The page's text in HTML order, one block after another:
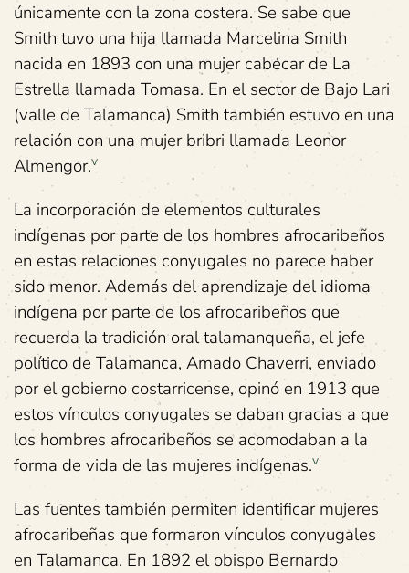
únicamente con la zona costera. Se sabe que
Smith tuvo una hija llamada Marcelina Smith
nacida en 1893 con una mujer cabécar de La
Estrella llamada Tomasa. En el sector de Bajo Lari
(valle de Talamanca) Smith también estuvo en una
relación con una mujer bribri llamada Leonor
Almengor.v
La incorporación de elementos culturales
indígenas por parte de los hombres afrocaribeños
en estas relaciones conyugales no parece haber
sido menor. Además del aprendizaje del idioma
indígena por parte de los afrocaribeños que
recuerda la tradición oral talamanqueña, el jefe
político de Talamanca, Amado Chaverri, enviado
por el gobierno costarricense, opinó en 1913 que
estos vínculos conyugales se daban gracias a que
los hombres afrocaribeños se acomodaban a la
forma de vida de las mujeres indígenas.vi
Las fuentes también permiten identificar mujeres
afrocaribeñas que formaron vínculos conyugales
en Talamanca. En 1892 el obispo Bernardo